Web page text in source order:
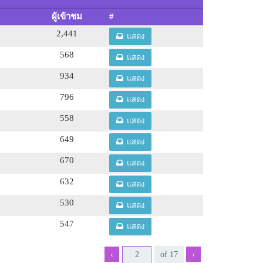
ผู้เข้าชม
#
2,441 แสดง
568 แสดง
934 แสดง
796 แสดง
558 แสดง
649 แสดง
670 แสดง
632 แสดง
530 แสดง
547 แสดง
‹ ›